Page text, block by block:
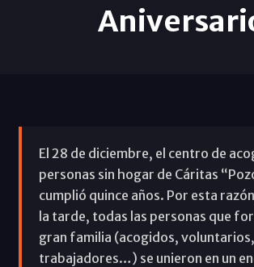
El 28 de diciembre, el centro de
personas sin hogar de Cáritas
cumplió quince años. Por esta
la tarde, todas las personas que
gran familia (acogidos, voluntarios,
trabajadores…) se unieron en un